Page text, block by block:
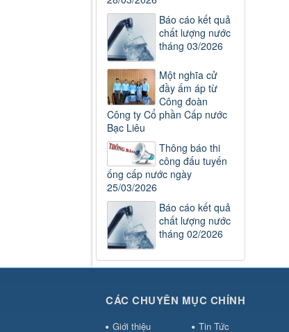
Báo cáo kết quả
chất lượng nước
tháng 03/2026
Một nghĩa cử
đầy ấm áp từ
Công đoàn
Công ty Cổ phần Cấp nước
Bạc Liêu
Thông báo thi
công đấu tuyến
ống cấp nước ngày
25/03/2026
Báo cáo kết quả
chất lượng nước
tháng 02/2026
CÁC CHUYÊN MỤC CHÍNH
Giới thiệu Tin Tức